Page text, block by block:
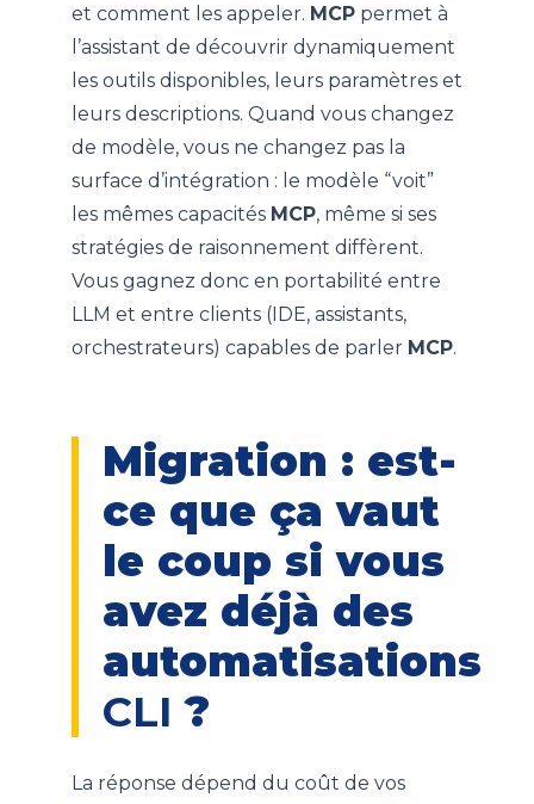
et comment les appeler. MCP permet à
l’assistant de découvrir dynamiquement
les outils disponibles, leurs paramètres et
leurs descriptions. Quand vous changez
de modèle, vous ne changez pas la
surface d’intégration : le modèle “voit”
les mêmes capacités MCP, même si ses
stratégies de raisonnement diffèrent.
Vous gagnez donc en portabilité entre
LLM et entre clients (IDE, assistants,
orchestrateurs) capables de parler MCP.
Migration : est-
ce que ça vaut
le coup si vous
avez déjà des
automatisations
CLI ?
La réponse dépend du coût de vos